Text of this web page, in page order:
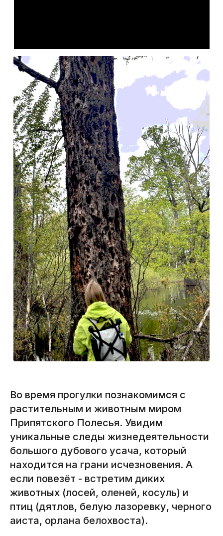
Во время прогулки познакомимся с
растительным и животным миром
Припятского Полесья. Увидим
уникальные следы жизнедеятельности
большого дубового усача, который
находится на грани исчезновения. А
если повезёт - встретим диких
животных (лосей, оленей, косуль) и
птиц (дятлов, белую лазоревку, черного
аиста, орлана белохвоста).
Освобождайте дату под трип —
и поехали!